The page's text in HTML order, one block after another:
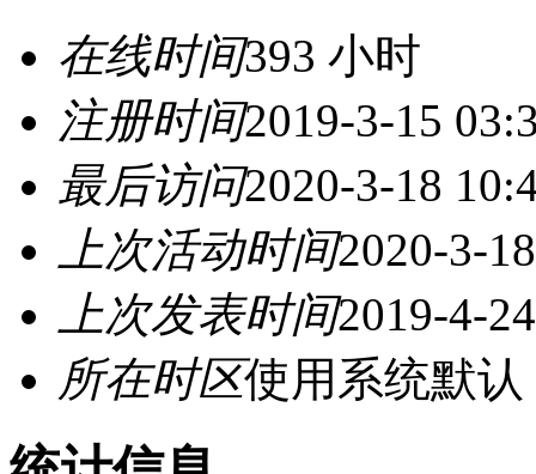
在线时间393 小时
注册时间2019-3-15
最后访问2020-3-18
上次活动时间2020-3-
上次发表时间2019-4-
所在时区使用系统默认